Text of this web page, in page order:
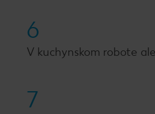
6
V kuchynskom robote
7